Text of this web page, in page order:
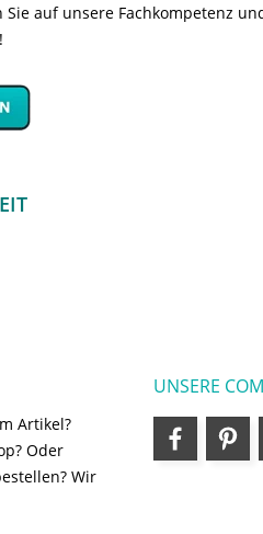
auf unsere Fachkompetenz
Artikel?
Oder
Wir
UNSERE